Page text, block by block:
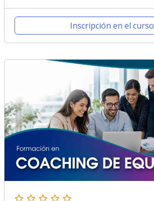
Inscripción en el curso